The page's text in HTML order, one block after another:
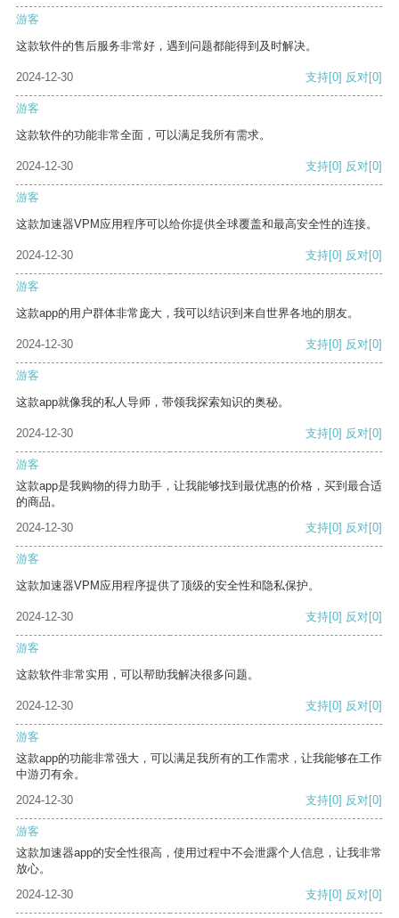
游客
这款软件的售后服务非常好，遇到问题都能得到及时解决。
2024-12-30 支持[0] 反对[0]
游客
这款软件的功能非常全面，可以满足我所有需求。
2024-12-30 支持[0] 反对[0]
游客
这款加速器VPM应用程序可以给你提供全球覆盖和最高安全性的连接。
2024-12-30 支持[0] 反对[0]
游客
这款app的用户群体非常庞大，我可以结识到来自世界各地的朋友。
2024-12-30 支持[0] 反对[0]
游客
这款app就像我的私人导师，带领我探索知识的奥秘。
2024-12-30 支持[0] 反对[0]
游客
这款app是我购物的得力助手，让我能够找到最优惠的价格，买到最合适
的商品。
2024-12-30
支持[0] 反对[0]
游客
这款加速器VPM应用程序提供了顶级的安全性和隐私保护。
2024-12-30 支持[0] 反对[0]
游客
这款软件非常实用，可以帮助我解决很多问题。
2024-12-30 支持[0] 反对[0]
游客
这款app的功能非常强大，可以满足我所有的工作需求，让我能够在工作
中游刃有余。
2024-12-30
支持[0] 反对[0]
游客
这款加速器app的安全性很高，使用过程中不会泄露个人信息，让我非常
放心。
2024-12-30
支持[0] 反对[0]